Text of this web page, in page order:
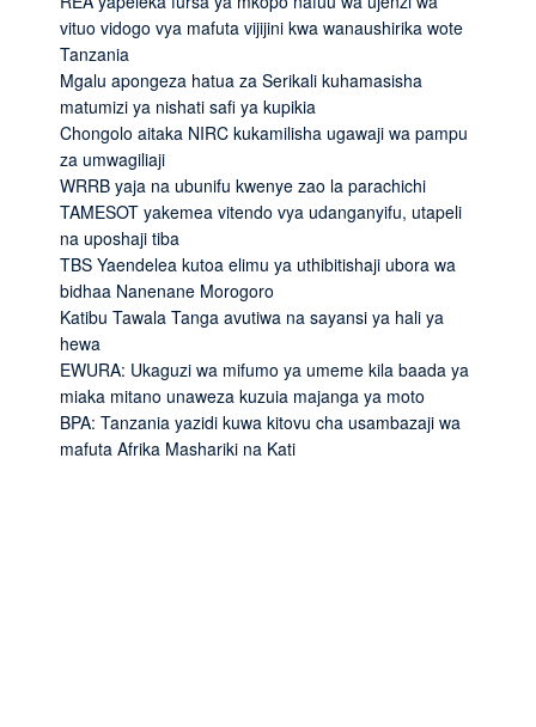
vituo vidogo vya mafuta vijijini kwa wanaushirika wote
Tanzania
Mgalu apongeza hatua za Serikali kuhamasisha
matumizi ya nishati safi ya kupikia
Chongolo aitaka NIRC kukamilisha ugawaji wa pampu
za umwagiliaji
WRRB yaja na ubunifu kwenye zao la parachichi
TAMESOT yakemea vitendo vya udanganyifu, utapeli
na uposhaji tiba
TBS Yaendelea kutoa elimu ya uthibitishaji ubora wa
bidhaa Nanenane Morogoro
Katibu Tawala Tanga avutiwa na sayansi ya hali ya
hewa
EWURA: Ukaguzi wa mifumo ya umeme kila baada ya
miaka mitano unaweza kuzuia majanga ya moto
BPA: Tanzania yazidi kuwa kitovu cha usambazaji wa
mafuta Afrika Mashariki na Kati